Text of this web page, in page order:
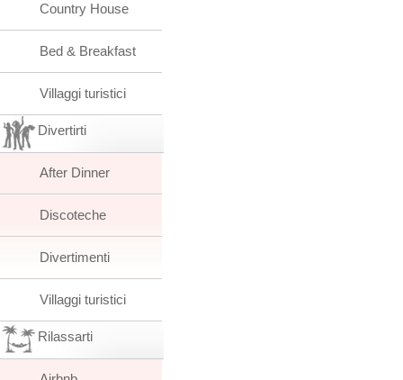
Country House
Bed & Breakfast
Villaggi turistici
Divertirti
After Dinner
Discoteche
Divertimenti
Villaggi turistici
Rilassarti